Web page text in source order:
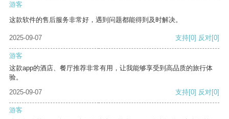
游客
这款软件的售后服务非常好，遇到问题都能得到及时解决。
2025-09-07 支持[0] 反对[0]
游客
这款app的酒店、餐厅推荐非常有用，让我能够享受到高品质的旅行体
验。
2025-09-07
支持[0] 反对[0]
游客